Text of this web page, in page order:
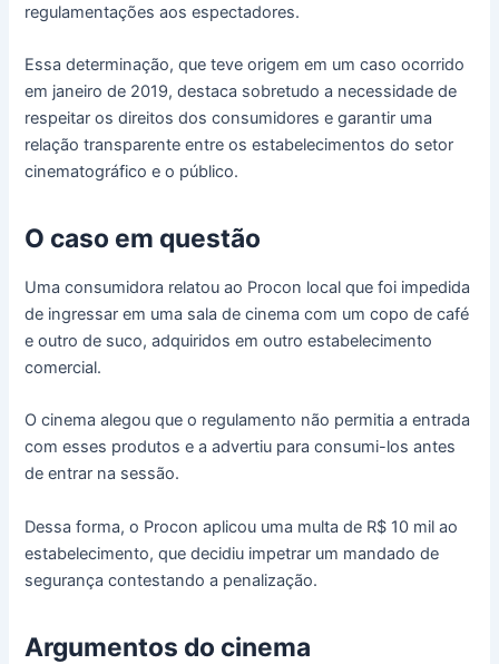
regulamentações aos espectadores.
Essa determinação, que teve origem em um caso ocorrido
em janeiro de 2019, destaca sobretudo a necessidade de
respeitar os direitos dos consumidores e garantir uma
relação transparente entre os estabelecimentos do setor
cinematográfico e o público.
O caso em questão
Uma consumidora relatou ao Procon local que foi impedida
de ingressar em uma sala de cinema com um copo de café
e outro de suco, adquiridos em outro estabelecimento
comercial.
O cinema alegou que o regulamento não permitia a entrada
com esses produtos e a advertiu para consumi-los antes
de entrar na sessão.
Dessa forma, o Procon aplicou uma multa de R$ 10 mil ao
estabelecimento, que decidiu impetrar um mandado de
segurança contestando a penalização.
Argumentos do cinema